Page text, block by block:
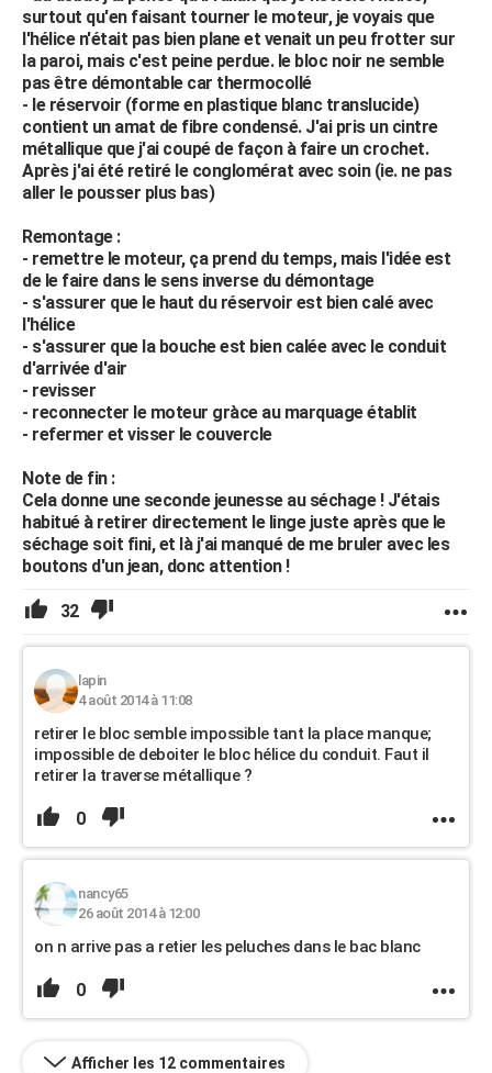
surtout qu'en faisant tourner le moteur, je voyais que
l'hélice n'était pas bien plane et venait un peu frotter sur
la paroi, mais c'est peine perdue. le bloc noir ne semble
pas être démontable car thermocollé
- le réservoir (forme en plastique blanc translucide)
contient un amat de fibre condensé. J'ai pris un cintre
métallique que j'ai coupé de façon à faire un crochet.
Après j'ai été retiré le conglomérat avec soin (ie. ne pas
aller le pousser plus bas)
Remontage :
- remettre le moteur, ça prend du temps, mais l'idée est
de le faire dans le sens inverse du démontage
- s'assurer que le haut du réservoir est bien calé avec
l'hélice
- s'assurer que la bouche est bien calée avec le conduit
d'arrivée d'air
- revisser
- reconnecter le moteur gràce au marquage établit
- refermer et visser le couvercle
Note de fin :
Cela donne une seconde jeunesse au séchage ! J'étais
habitué à retirer directement le linge juste après que le
séchage soit fini, et là j'ai manqué de me bruler avec les
boutons d'un jean, donc attention !
32
lapin
4 août 2014 à 11:08
retirer le bloc semble impossible tant la place manque;
impossible de deboiter le bloc hélice du conduit. Faut il
retirer la traverse métallique ?
0
nancy65
26 août 2014 à 12:00
on n arrive pas a retier les peluches dans le bac blanc
0
Afficher les 12 commentaires